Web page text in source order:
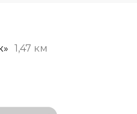
1,47 км